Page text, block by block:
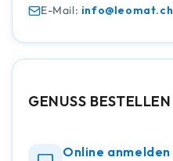
E-Mail: info@leomat.ch
GENUSS BESTELLEN
Online anmelden